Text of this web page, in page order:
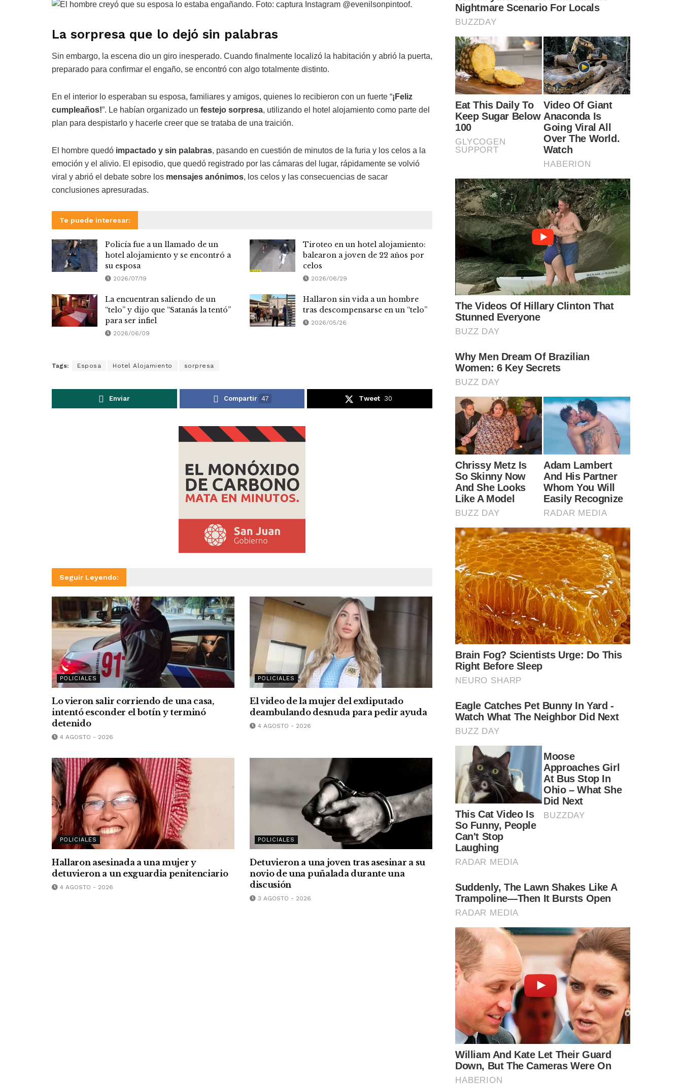
La sorpresa que lo dejó sin palabras
Sin embargo, la escena dio un giro inesperado. Cuando finalmente localizó la habitación y abrió la puerta,
preparado para confirmar el engaño, se encontró con algo totalmente distinto.
En el interior lo esperaban su esposa, familiares y amigos, quienes lo recibieron con un fuerte “¡Feliz
cumpleaños!”. Le habían organizado un festejo sorpresa, utilizando el hotel alojamiento como parte del
plan para despistarlo y hacerle creer que se trataba de una traición.
El hombre quedó impactado y sin palabras, pasando en cuestión de minutos de la furia y los celos a la
emoción y el alivio. El episodio, que quedó registrado por las cámaras del lugar, rápidamente se volvió
viral y abrió el debate sobre los mensajes anónimos, los celos y las consecuencias de sacar
conclusiones apresuradas.
Te puede interesar:
Policía fue a un llamado de un
hotel alojamiento y se encontró a
su esposa
2026/07/19
Tiroteo en un hotel alojamiento:
balearon a joven de 22 años por
celos
2026/06/29
La encuentran saliendo de un
“telo” y dijo que “Satanás la tentó”
para ser infiel
2026/06/09
Hallaron sin vida a un hombre
tras descompensarse en un “telo”
2026/05/26
Tags: Esposa Hotel Alojamiento sorpresa
Enviar Compartir 47 Tweet 30
Seguir Leyendo:
POLICIALES
Lo vieron salir corriendo de una casa,
intentó esconder el botín y terminó
detenido
4 AGOSTO - 2026
POLICIALES
El video de la mujer del exdiputado
deambulando desnuda para pedir ayuda
4 AGOSTO - 2026
POLICIALES
Hallaron asesinada a una mujer y
detuvieron a un exguardia penitenciario
4 AGOSTO - 2026
POLICIALES
Detuvieron a una joven tras asesinar a su
novio de una puñalada durante una
discusión
3 AGOSTO - 2026